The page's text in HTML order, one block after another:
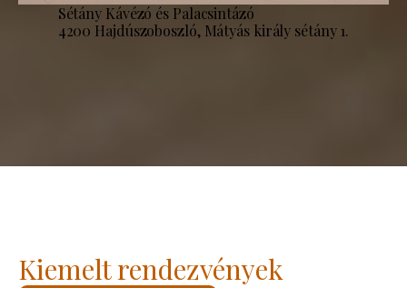
Sétány Kávézó és Palacsintázó
4200 Hajdúszoboszló, Mátyás király sétány 1.
Kiemelt rendezvények